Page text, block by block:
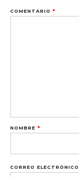
COMENTARIO *
NOMBRE *
CORREO ELECTRÓNICO